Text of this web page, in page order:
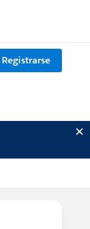
Registrarse